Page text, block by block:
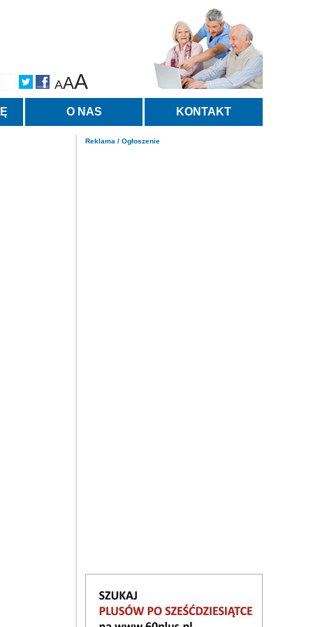
AAA
O NAS KONTAKT
Reklama / Ogłoszenie